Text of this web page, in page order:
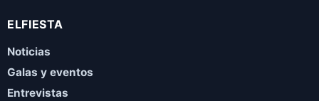
ELFIESTA
Noticias
Galas y eventos
Entrevistas